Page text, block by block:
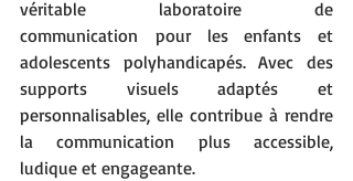
véritable laboratoire de
communication pour les enfants et
adolescents polyhandicapés. Avec des
supports visuels adaptés et
personnalisables, elle contribue à rendre
la communication plus accessible,
ludique et engageante.